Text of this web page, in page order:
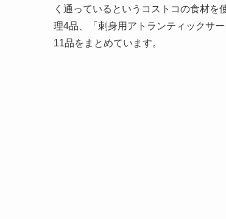
く通っているというコストコの食材
理4品、「刺身用アトランティックサ
11品をまとめています。